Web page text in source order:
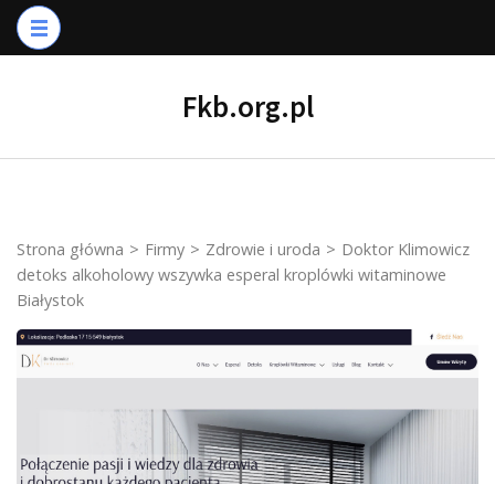
Skip
to
Fkb.org.pl
Strona główna > Firmy > Zdrowie i uroda > Doktor Klimowicz
detoks alkoholowy wszywka esperal kroplówki witaminowe
Białystok